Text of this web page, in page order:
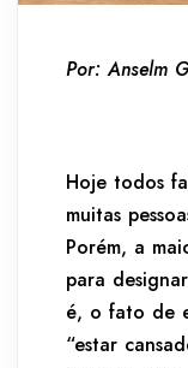
Por: Anselm
Hoje todos
muitas
Porém, a
para
é, o fato de
“estar